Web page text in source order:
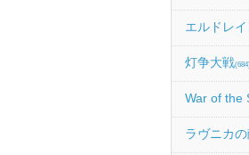
エルドレ
灯争大戦
War of the
ラヴニカ